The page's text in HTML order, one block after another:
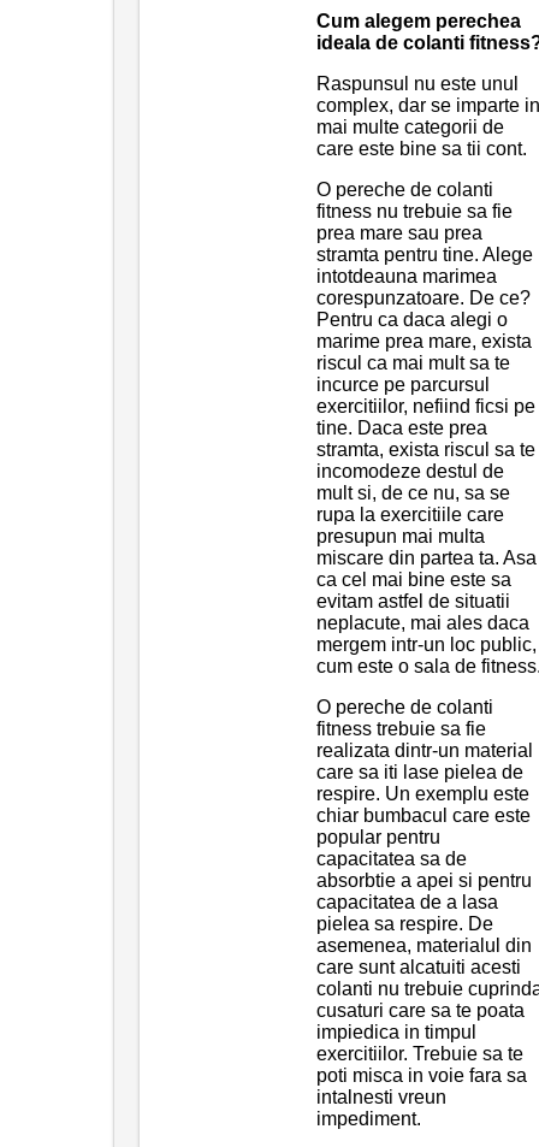
Cum alegem perechea
ideala de colanti
Raspunsul nu este unul
complex, dar se imparte in
mai multe categorii de
care este bine sa tii cont.
O pereche de colanti
fitness nu trebuie sa fie
prea mare sau prea
stramta pentru tine. Alege
intotdeauna marimea
corespunzatoare. De ce?
Pentru ca daca alegi o
marime prea mare, exista
riscul ca mai mult sa te
incurce pe parcursul
exercitiilor, nefiind ficsi pe
tine. Daca este prea
stramta, exista riscul sa te
incomodeze destul de
mult si, de ce nu, sa se
rupa la exercitiile care
presupun mai multa
miscare din partea ta. Asa
ca cel mai bine este sa
evitam astfel de situatii
neplacute, mai ales daca
mergem intr-un loc public,
cum este o sala de
O pereche de colanti
fitness trebuie sa fie
realizata dintr-un material
care sa iti lase pielea de
respire. Un exemplu este
chiar bumbacul care este
popular pentru
capacitatea sa de
absorbtie a apei si pentru
capacitatea de a lasa
pielea sa respire. De
asemenea, materialul din
care sunt alcatuiti acesti
colanti nu trebuie
cusaturi care sa te poata
impiedica in timpul
exercitiilor. Trebuie sa te
poti misca in voie fara sa
intalnesti vreun
impediment.